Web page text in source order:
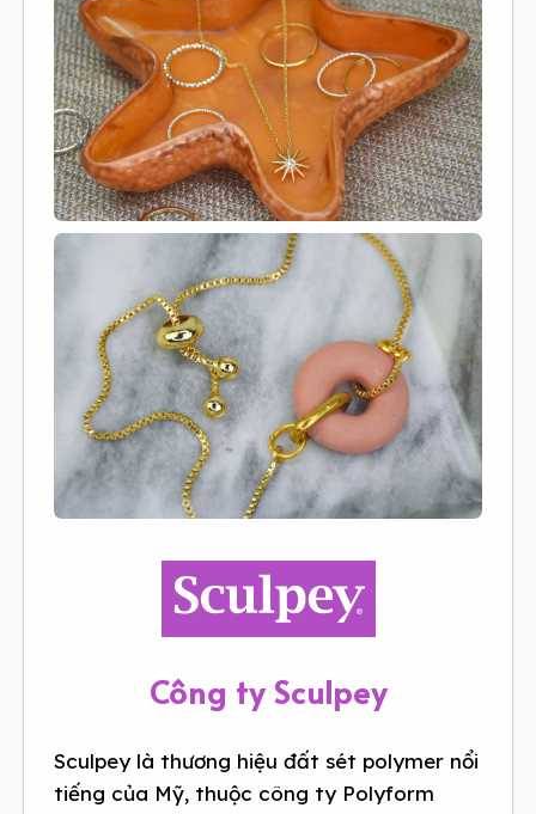
Công ty Sculpey
Sculpey là thương hiệu đất sét polymer nổi
tiếng của Mỹ, thuộc công ty Polyform